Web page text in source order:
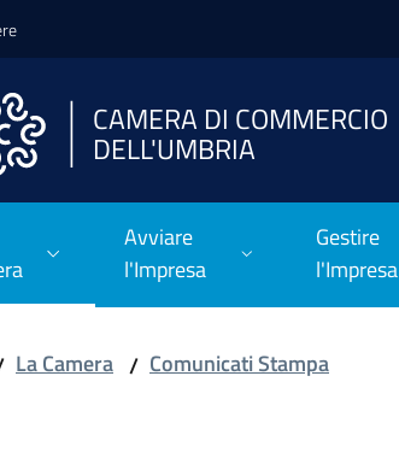
CAMERA DI COMMERCIO
DELL'UMBRIA
Avviare
l'Impresa
Gestire
l'Impresa
La Camera / Comunicati Stampa